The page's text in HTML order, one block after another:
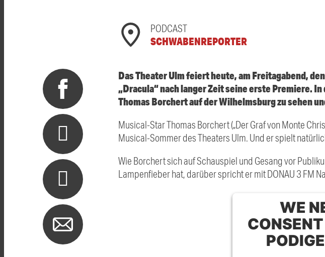
PODCAST
SCHWABENREPORTER
Das Theater Ulm feiert heute, am Freitagabend,
„Dracula“ nach langer Zeit seine erste Premiere.
Thomas Borchert auf der Wilhelmsburg zu sehen
Musical-Star Thomas Borchert („Der Graf von Monte
Musical-Sommer des Theaters Ulm. Und er spielt
Wie Borchert sich auf Schauspiel und Gesang vor
Lampenfieber hat, darüber spricht er mit DONAU 3 FM
WE